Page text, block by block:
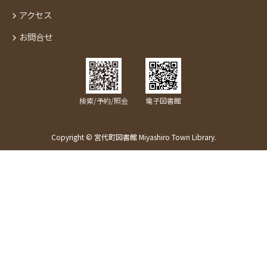
アクセス
お問合せ
検索/予約/照会 電子図書館
Copyright © 宮代町図書館 Miyashiro Town Library.